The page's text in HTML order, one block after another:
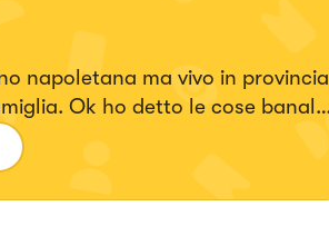
napoletana ma vivo in provincia
Ok ho detto le cose banali
Adoro cucinare, sperimentare
assaggiarli ed
rendere anche le